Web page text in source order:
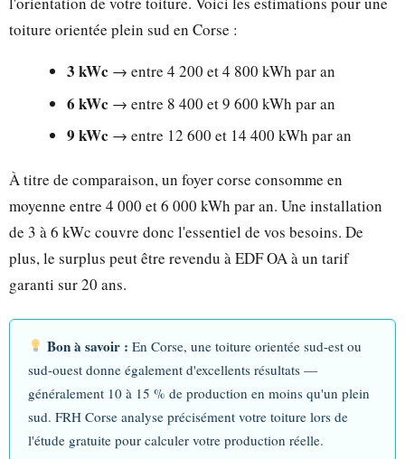
toiture orientée plein sud en Corse :
3 kWc → entre 4 200 et 4 800 kWh par an
6 kWc → entre 8 400 et 9 600 kWh par an
9 kWc → entre 12 600 et 14 400 kWh par an
À titre de comparaison, un foyer corse consomme en
moyenne entre 4 000 et 6 000 kWh par an. Une installation
de 3 à 6 kWc couvre donc l'essentiel de vos besoins. De
plus, le surplus peut être revendu à EDF OA à un tarif
garanti sur 20 ans.
Bon à savoir : En Corse, une toiture orientée sud-est ou
sud-ouest donne également d'excellents résultats —
généralement 10 à 15 % de production en moins qu'un plein
sud. FRH Corse analyse précisément votre toiture lors de
l'étude gratuite pour calculer votre production réelle.